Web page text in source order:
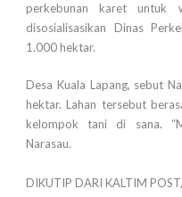
perkebunan karet untuk
disosialisasikan Dinas
1.000 hektar.
Desa Kuala Lapang, sebut
hektar. Lahan tersebut
kelompok tani di sana.
Narasau.
DIKUTIP DARI KALTIM